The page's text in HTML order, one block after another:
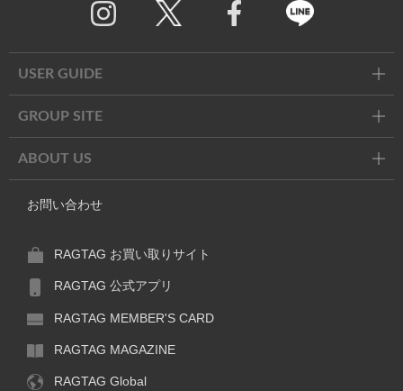
USER GUIDE
GROUP SITE
ABOUT US
お問い合わせ
RAGTAG お買い取りサイト
RAGTAG 公式アプリ
RAGTAG MEMBER'S CARD
RAGTAG MAGAZINE
RAGTAG Global